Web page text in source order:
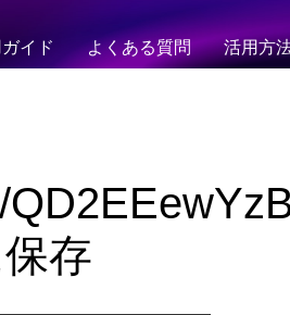
イド よくある質問 活用方
存